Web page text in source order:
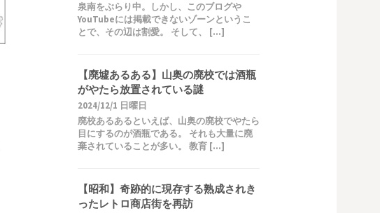
泉南をぶらり中。しかし、このブログや
YouTubeには掲載できないゾーンというこ
とで、その辺は割愛。 そして、 […]
【廃墟あるある】山奥の廃校では酒瓶
がやたら放置されている謎
2024/12/1 日曜日
廃校あるあるといえば、山奥の廃校でやたら
目にするのが酒瓶である。 それも大量に廃
棄されていることが多い。 教育 […]
【昭和】奇跡的に現存する熟成されき
ったレトロ商店街を再訪